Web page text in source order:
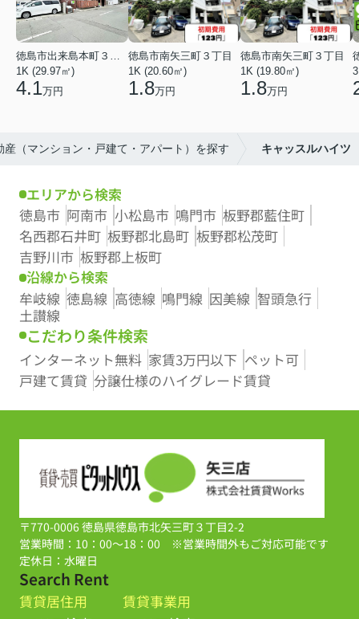
1K (29.97㎡)
4.1万円
徳島市南矢三町３丁目
1K (20.60㎡)
1.8万円
徳島市南矢三町３丁目
1K (19.80㎡)
1.8万円
（マンション・戸建て・アパート）を探す キャッスルハイツ
エリアから検索
徳島市 阿南市 小松島市 鳴門市 板野郡藍住町
名西郡石井町 板野郡北島町 板野郡松茂町
吉野川市 板野郡上板町
沿線から検索
牟岐線 徳島線 高徳線 鳴門線 因美線 智頭急行
土讃線
こだわり条件検索
インターネット無料 家賃3万円以下 ペット可
戸建て賃貸 分譲仕様のハイグレード賃貸
〒770-0006 徳島県徳島市北矢三町３丁目2-2
営業時間：10：00～18：00 ※営業時間外もご対応可能です
定休日：水曜日
Search Rent
賃貸居住用
賃貸事業用